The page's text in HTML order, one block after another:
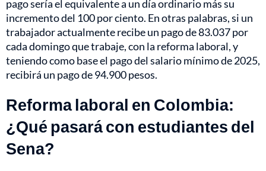
pago sería el equivalente a un día ordinario más su
incremento del 100 por ciento. En otras palabras, si un
trabajador actualmente recibe un pago de 83.037 por
cada domingo que trabaje, con la reforma laboral, y
teniendo como base el pago del salario mínimo de 2025,
recibirá un pago de 94.900 pesos.
Reforma laboral en Colombia:
¿Qué pasará con estudiantes del
Sena?